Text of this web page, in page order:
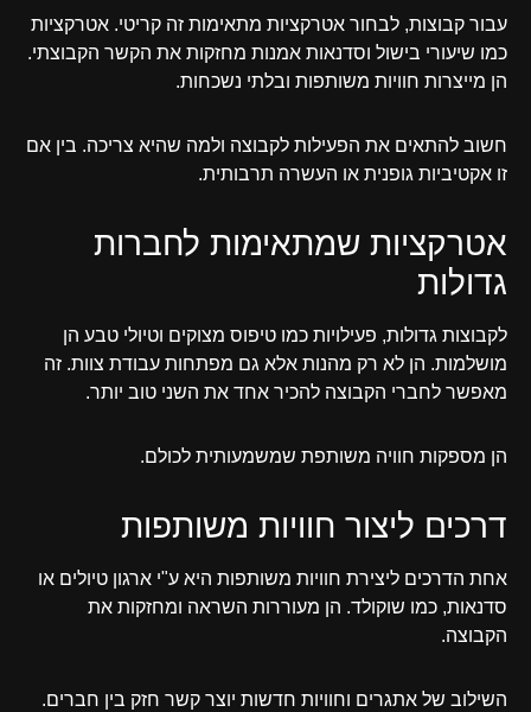
עבור קבוצות, לבחור אטרקציות מתאימות זה קריטי. אטרקציות
כמו שיעורי בישול וסדנאות אמנות מחזקות את הקשר הקבוצתי.
הן מייצרות חוויות משותפות ובלתי נשכחות.
חשוב להתאים את הפעילות לקבוצה ולמה שהיא צריכה. בין אם
זו אקטיביות גופנית או העשרה תרבותית.
אטרקציות שמתאימות לחברות
גדולות
לקבוצות גדולות, פעילויות כמו טיפוס מצוקים וטיולי טבע הן
מושלמות. הן לא רק מהנות אלא גם מפתחות עבודת צוות. זה
מאפשר לחברי הקבוצה להכיר אחד את השני טוב יותר.
הן מספקות חוויה משותפת שמשמעותית לכולם.
דרכים ליצור חוויות משותפות
אחת הדרכים ליצירת חוויות משותפות היא ע"י ארגון טיולים או
סדנאות, כמו שוקולד. הן מעוררות השראה ומחזקות את
הקבוצה.
השילוב של אתגרים וחוויות חדשות יוצר קשר חזק בין חברים.